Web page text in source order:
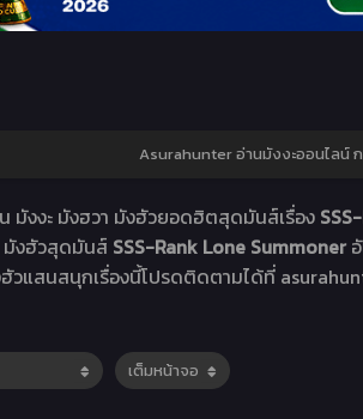
Asurahunter อ่านมังงะออนไลน์
มังงะ มังฮวา มังฮัวยอดฮิตสุดมันส์เรื่อง
มังฮัวสุดมันส์ SSS-Rank Lone Summoner
วแสนสนุกเรื่องนี้โปรดติดตามได้ที่